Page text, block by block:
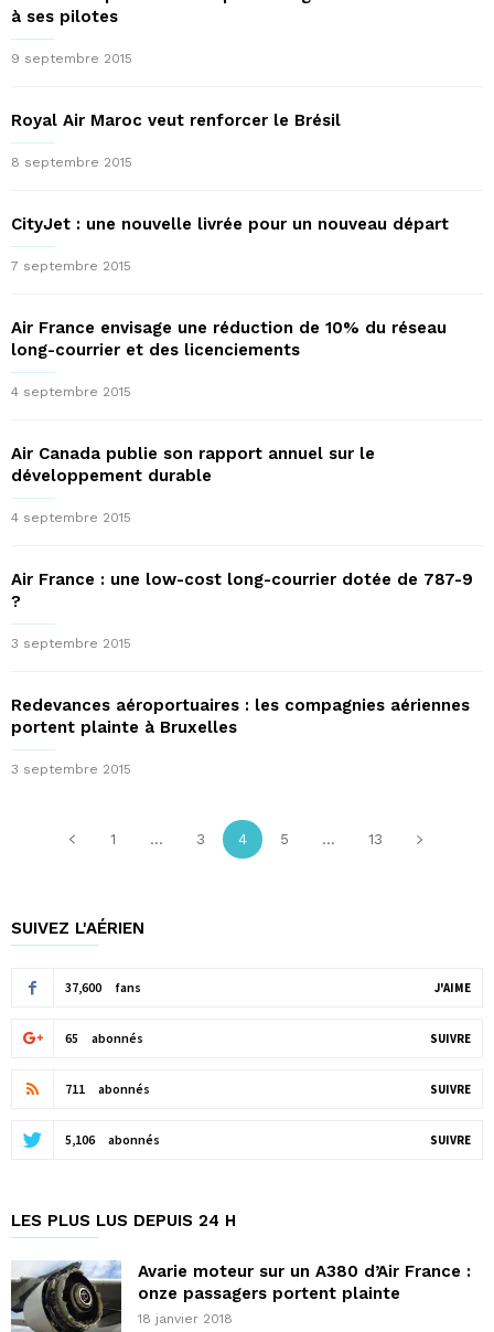
à ses pilotes
9 septembre 2015
Royal Air Maroc veut renforcer le Brésil
8 septembre 2015
CityJet : une nouvelle livrée pour un nouveau départ
7 septembre 2015
Air France envisage une réduction de 10% du réseau
long-courrier et des licenciements
4 septembre 2015
Air Canada publie son rapport annuel sur le
développement durable
4 septembre 2015
Air France : une low-cost long-courrier dotée de 787-9
?
3 septembre 2015
Redevances aéroportuaires : les compagnies aériennes
portent plainte à Bruxelles
3 septembre 2015
1 ... 3 4 5 ... 13
SUIVEZ L'AÉRIEN
37,600 fans J'AIME
65 abonnés SUIVRE
711 abonnés SUIVRE
5,106 abonnés SUIVRE
LES PLUS LUS DEPUIS 24 H
Avarie moteur sur un A380 d’Air France :
onze passagers portent plainte
18 janvier 2018